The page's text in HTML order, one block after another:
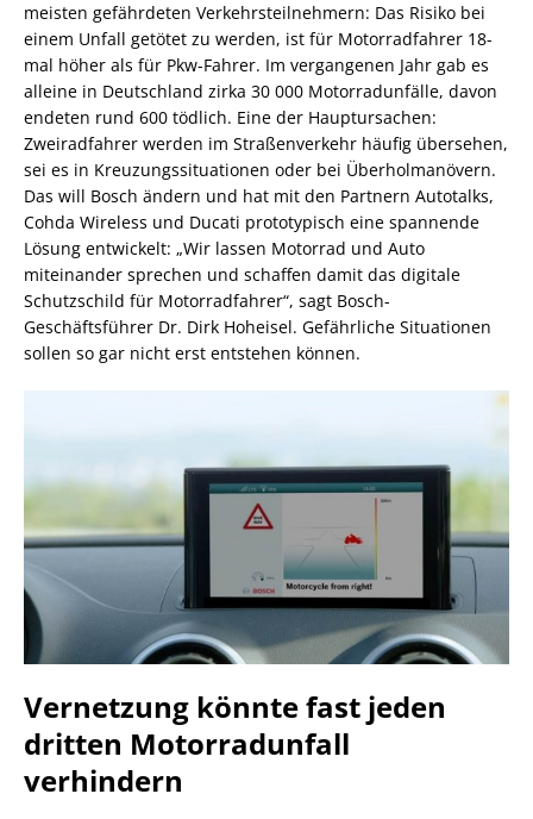
meisten gefährdeten Verkehrsteilnehmern: Das Risiko bei
einem Unfall getötet zu werden, ist für Motorradfahrer 18-
mal höher als für Pkw-Fahrer. Im vergangenen Jahr gab es
alleine in Deutschland zirka 30 000 Motorradunfälle, davon
endeten rund 600 tödlich. Eine der Hauptursachen:
Zweiradfahrer werden im Straßenverkehr häufig übersehen,
sei es in Kreuzungssituationen oder bei Überholmanövern.
Das will Bosch ändern und hat mit den Partnern Autotalks,
Cohda Wireless und Ducati prototypisch eine spannende
Lösung entwickelt: „Wir lassen Motorrad und Auto
miteinander sprechen und schaffen damit das digitale
Schutzschild für Motorradfahrer“, sagt Bosch-
Geschäftsführer Dr. Dirk Hoheisel. Gefährliche Situationen
sollen so gar nicht erst entstehen können.
Vernetzung könnte fast jeden
dritten Motorradunfall
verhindern